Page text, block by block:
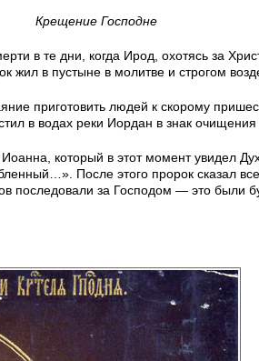
Крещение Господне
в те дни, когда Ирод, охотясь за
жил в пустыне в молитве и строгом
приготовить людей к скорому
в водах реки Иордан в знак
Иоанна, который в этот момент увидел
После этого пророк сказал
последовали за Господом — это были